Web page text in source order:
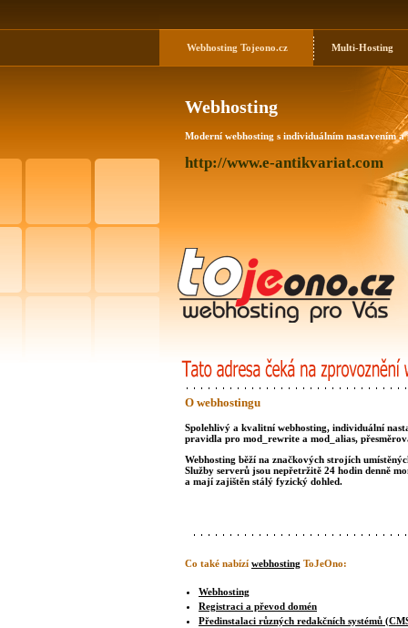
Webhosting Tojeono.cz Multi-Hosting
Webhosting
Moderní webhosting s individuálním nastavením a
http://www.e-antikvariat.com
O webhostingu
Spolehlivý a kvalitní webhosting, individuální
pravidla pro mod_rewrite a mod_alias,
Webhosting běží na značkových strojích
Služby serverů jsou nepřetržitě 24 hodin denně
a mají zajištěn stálý fyzický dohled.
Co také nabízí webhosting ToJeOno:
Webhosting
Registraci a převod domén
Předinstalaci různých redakčních systémů